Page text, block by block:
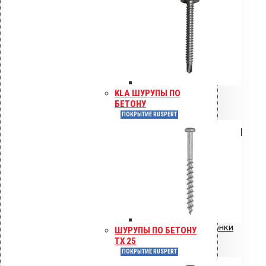
KLA ШУРУПЫ ПО
БЕТОНУ
ПОКРЫТИЕ RUSPERT
ШУРУПЫ ПО БЕТОНУ
TX 25
ПОКРЫТИЕ RUSPERT
Инструкции по монтажу
Технические паспорта
Гарантия
Инструкция по монтажу VILPE RoofSeal
Инструкция: Vilpe Velco плиточный
Инструкция: водосточные воронки